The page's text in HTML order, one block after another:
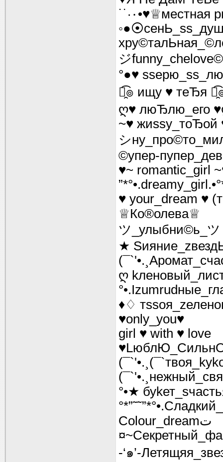
ジ
°●♥
๏̯͡๏ ищу ♥ теЂя ๏̯͡
ღ♥ люЂлю_его
~♥ жиssу_тоЂой
シ
©упер-
♥~ romantic_girl
♥ your_dream ♥
♕Ко®олева♕
ツ_улыбни©ь_ツ
★
ღ
♦♢
♥only_you♥
girl ♥ with ♥ love
°•★
Colour_dreamت
-‘๑’-